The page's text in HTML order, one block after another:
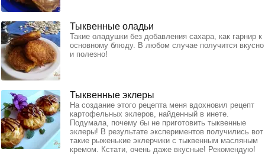
Тыквенные оладьи
Такие оладушки без добавления сахара, как гарнир к
основному блюду. В любом случае получится вкусно
и полезно!
Тыквенные эклеры
На создание этого рецепта меня вдохновил рецепт
картофельных эклеров, найденный в инете.
Подумала, почему бы не приготовить тыквенные
эклеры! В результате экспериментов получились вот
такие рыженькие эклерчики с тыквенным масляным
кремом. Кстати, очень даже вкусные! Рекомендую!